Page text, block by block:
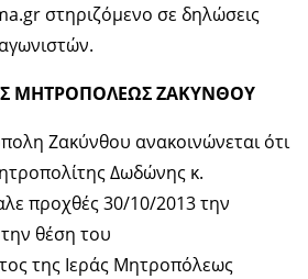
στηριζόμενο σε δηλώσεις
ΜΗΤΡΟΠΟΛΕΩΣ ΖΑΚΥΝΘΟΥ
Ζακύνθου ανακοινώνεται ότι
Δωδώνης κ.
προχθές 30/10/2013 την
θέση του
της Ιεράς Μητροπόλεως